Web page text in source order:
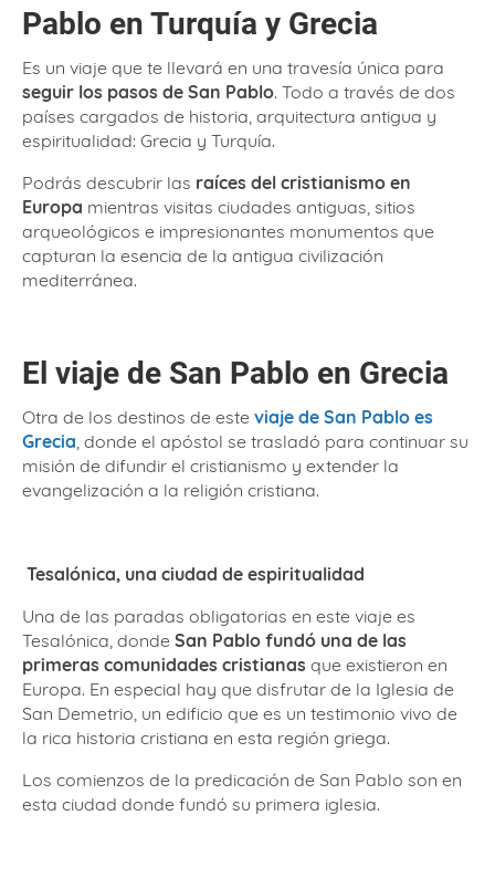
Pablo en Turquía y Grecia
Es un viaje que te llevará en una travesía única para
seguir los pasos de San Pablo. Todo a través de dos
países cargados de historia, arquitectura antigua y
espiritualidad: Grecia y Turquía.
Podrás descubrir las raíces del cristianismo en
Europa mientras visitas ciudades antiguas, sitios
arqueológicos e impresionantes monumentos que
capturan la esencia de la antigua civilización
mediterránea.
El viaje de San Pablo en Grecia
Otra de los destinos de este viaje de San Pablo es
Grecia, donde el apóstol se trasladó para continuar su
misión de difundir el cristianismo y extender la
evangelización a la religión cristiana.
Tesalónica, una ciudad de espiritualidad
Una de las paradas obligatorias en este viaje es
Tesalónica, donde San Pablo fundó una de las
primeras comunidades cristianas que existieron en
Europa. En especial hay que disfrutar de la Iglesia de
San Demetrio, un edificio que es un testimonio vivo de
la rica historia cristiana en esta región griega.
Los comienzos de la predicación de San Pablo son en
esta ciudad donde fundó su primera iglesia.